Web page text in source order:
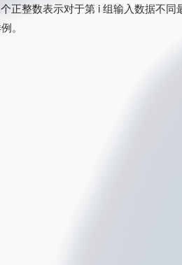
正整数表示对于第i 组输入数据不同
。